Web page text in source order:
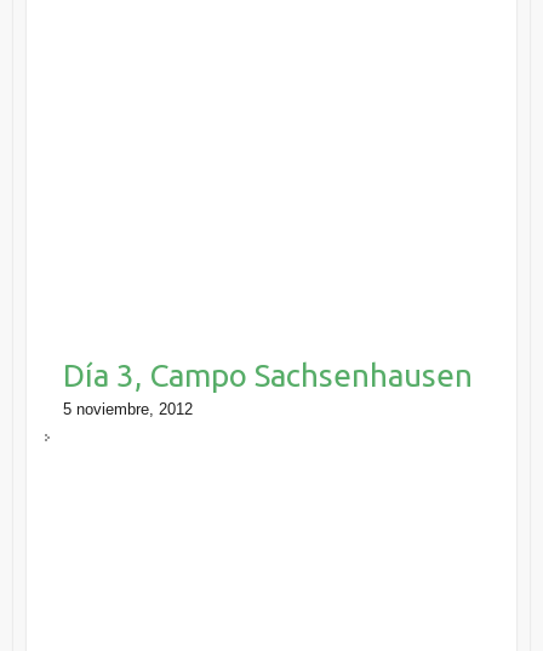
Día 3, Campo Sachsenhausen
5 noviembre, 2012